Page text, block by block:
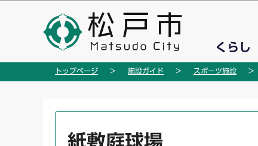
の
くらし
トップページ 施設ガイド スポーツ施設
紙敷庭球場